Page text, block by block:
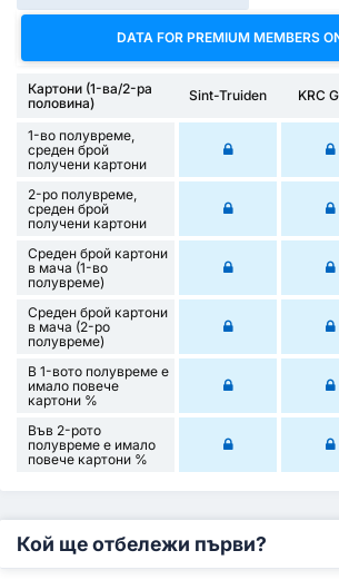
DATA FOR PREMIUM MEMBERS
Картони (1-ва/2-ра
половина)
Sint-Truiden KRC
1-во полувреме,
среден брой
получени картони
2-ро полувреме,
среден брой
получени картони
Среден брой картони
в мача (1-во
полувреме)
Среден брой картони
в мача (2-ро
полувреме)
В 1-вото полувреме е
имало повече
картони %
Във 2-рото
полувреме е имало
повече картони %
Кой ще отбележи първи?